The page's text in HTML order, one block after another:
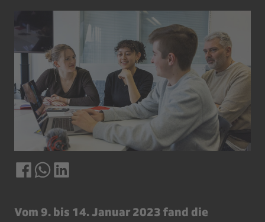
Vom 9. bis 14. Januar 2023 fand die